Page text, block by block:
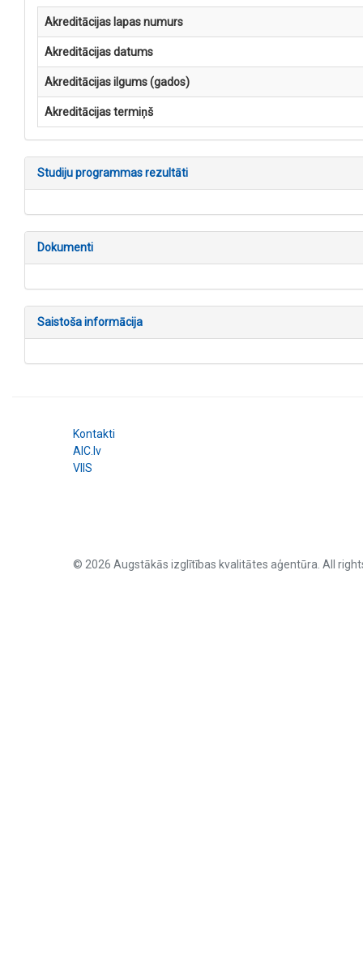
Akreditācijas lapas numurs
Akreditācijas datums
Akreditācijas ilgums (gados)
Akreditācijas termiņš
Studiju programmas rezultāti
Dokumenti
Saistoša informācija
Kontakti
AIC.lv
VIIS
© 2026 Augstākās izglītības kvalitātes aģentūra. All